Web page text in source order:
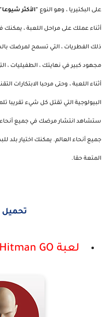
على البكتيريا ، وهو النوع "الأكثر شيوعا"
أثناء عملك على مراحل اللعبة ، يمكنك
ذلك الفطريات ، التي تسمح لمرضك
مجهود كبير في نهايتك ، الطفيليات ،
أثناء اللعبة ، وحتى مرحبا الابتكارات
البيولوجية التي تقتل كل شيء تقريبا
ستشاهد انتشار مرضك في جميع أنحاء
جميع أنحاء العالم. يمكنك اختيار بلد
المتعة حقا.
تحميل
لعبة Hitman GO